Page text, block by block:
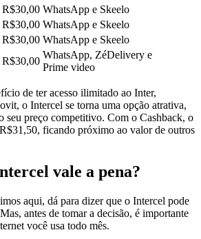
R$30,00 WhatsApp e Skeelo
R$30,00 WhatsApp e Skeelo
R$30,00 WhatsApp e Skeelo
R$30,00
WhatsApp, ZéDelivery e
Prime video
de ter acesso ilimitado ao Inter,
o Intercel se torna uma opção atrativa,
seu preço competitivo. Com o Cashback, o
ficando próximo ao valor de outros
vale a pena?
aqui, dá para dizer que o Intercel pode
antes de tomar a decisão, é importante
você usa todo mês.